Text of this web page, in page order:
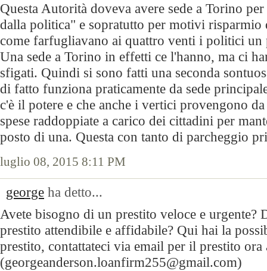
Questa Autorità doveva avere sede a Torino
dalla politica" e sopratutto per motivi risparmio
come farfugliavano ai quattro venti i politici un
Una sede a Torino in effetti ce l'hanno, ma ci
sfigati. Quindi si sono fatti una seconda
di fatto funziona praticamente da sede
c'è il potere e che anche i vertici provengono
spese raddoppiate a carico dei cittadini per
posto di una. Questa con tanto di parcheggio
luglio 08, 2015 8:11 PM
george ha detto...
Avete bisogno di un prestito veloce e urgente?
prestito attendibile e affidabile? Qui hai la
prestito, contattateci via email per il prestito
(georgeanderson.loanfirm255@gmail.com)